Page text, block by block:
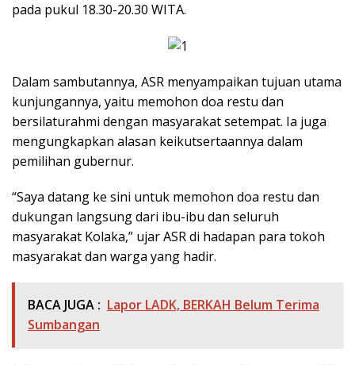
pada pukul 18.30-20.30 WITA.
Dalam sambutannya, ASR menyampaikan tujuan utama
kunjungannya, yaitu memohon doa restu dan
bersilaturahmi dengan masyarakat setempat. Ia juga
mengungkapkan alasan keikutsertaannya dalam
pemilihan gubernur.
“Saya datang ke sini untuk memohon doa restu dan
dukungan langsung dari ibu-ibu dan seluruh
masyarakat Kolaka,” ujar ASR di hadapan para tokoh
masyarakat dan warga yang hadir.
BACA JUGA : Lapor LADK, BERKAH Belum Terima
Sumbangan